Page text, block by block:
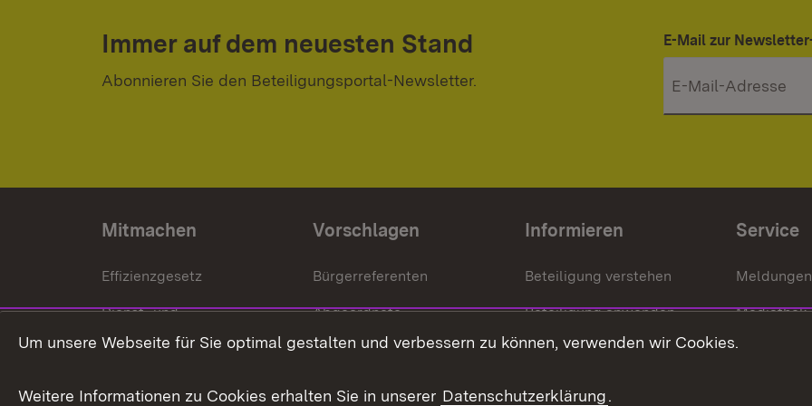
Immer auf dem neuesten Stand
Abonnieren Sie den Beteiligungsportal-Newsletter.
E-Mail zur
Mitmachen
Effizienzgesetz
Dienst- und
Versorgungsbezüge
Vorschlagen
Bürgerreferenten
Abgeordnete
Bürgerbeauftragte
Informieren
Beteiligung verstehen
Beteiligung anwenden
Beteiligung stärken
Service
Meldungen
Mediathek
Um unsere Webseite für Sie optimal gestalten und verbessern zu können, verwenden wir Cookies.
Weitere Informationen zu Cookies erhalten Sie in unserer Datenschutzerklärung.